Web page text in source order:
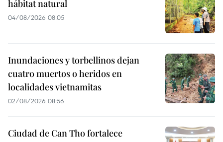
hábitat natural
04/08/2026 08:05
Inundaciones y torbellinos dejan
cuatro muertos o heridos en
localidades vietnamitas
02/08/2026 08:56
Ciudad de Can Tho fortalece